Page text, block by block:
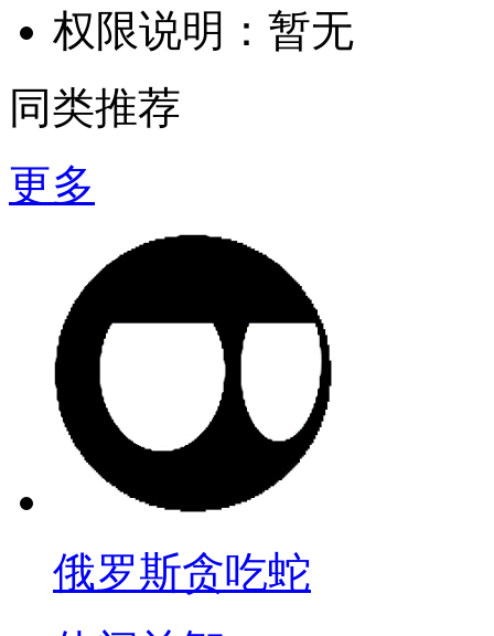
权限说明： 暂无
同类推荐
更多
俄罗斯贪吃蛇